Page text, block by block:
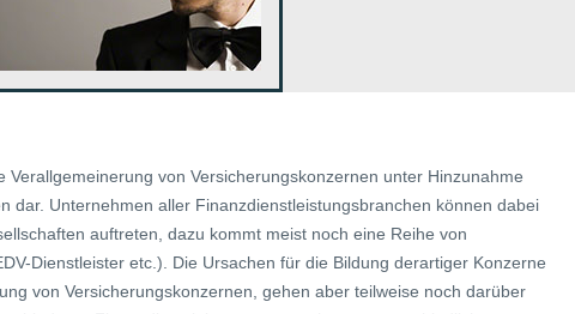
von Versicherungskonzernen unter Hinzunahme
dar. Unternehmen aller Finanzdienstleistungsbranchen können dabei
auftreten, dazu kommt meist noch eine Reihe von
Dienstleister etc.). Die Ursachen für die Bildung derartiger Konzerne
von Versicherungskonzernen, gehen aber teilweise noch darüber